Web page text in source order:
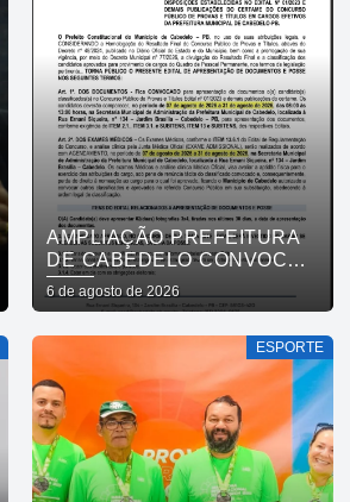
AMPLIAÇÃO PREFEITURA
DE CABEDELO CONVOCA
APROVADOS EM
CONCURSO PÚBLICO DA
DOCUMENTOS
6 de agosto de 2026
ESPORTE